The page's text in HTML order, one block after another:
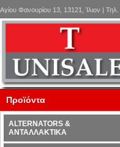
Αγίου Φανουρίου 13, 13121, Ίλιον | Τηλ.
Προϊόντα
ALTERNATORS &
ΑΝΤΑΛΛΑΚΤΙΚΑ